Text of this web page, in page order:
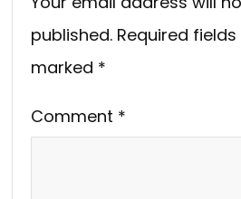
published. Required
marked *
Comment *